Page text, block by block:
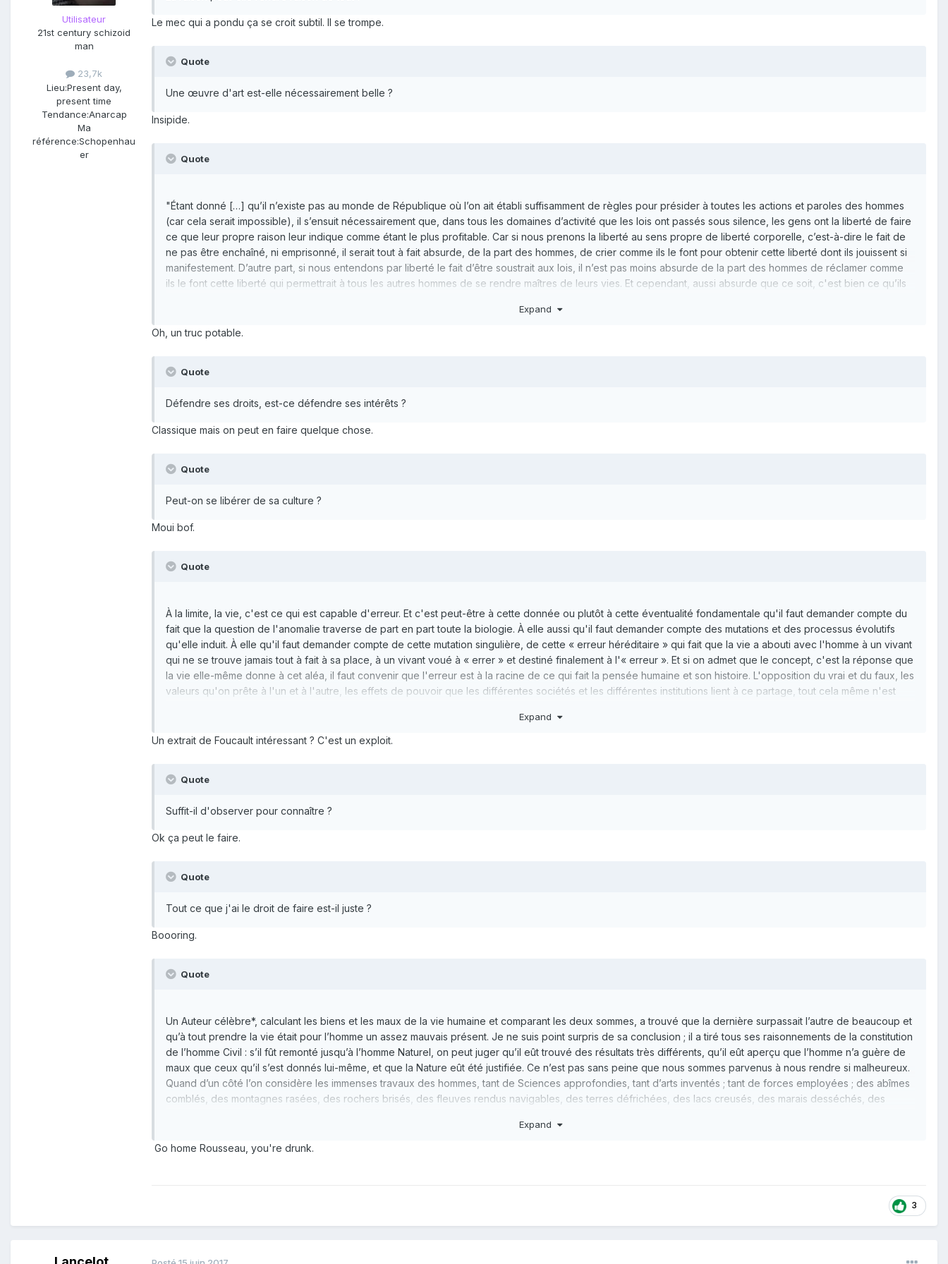
Utilisateur
21st century schizoid
man
23,7k
Lieu:Present day,
present time
Tendance:Anarcap
Ma
référence:Schopenhau
er
Le mec qui a pondu ça se croit subtil. Il se trompe.
Quote
Une œuvre d'art est-elle nécessairement belle ?
Insipide.
Quote
"Étant donné […] qu’il n’existe pas au monde de République où l’on ait établi suffisamment de règles pour présider à toutes les actions et paroles des hommes
(car cela serait impossible), il s’ensuit nécessairement que, dans tous les domaines d’activité que les lois ont passés sous silence, les gens ont la liberté de faire
ce que leur propre raison leur indique comme étant le plus profitable. Car si nous prenons la liberté au sens propre de liberté corporelle, c’est-à-dire le fait de
ne pas être enchaîné, ni emprisonné, il serait tout à fait absurde, de la part des hommes, de crier comme ils le font pour obtenir cette liberté dont ils jouissent si
manifestement. D’autre part, si nous entendons par liberté le fait d’être soustrait aux lois, il n’est pas moins absurde de la part des hommes de réclamer comme
ils le font cette liberté qui permettrait à tous les autres hommes de se rendre maîtres de leurs vies. Et cependant, aussi absurde que ce soit, c'est bien ce qu’ils
exécuter ces lois. La liberté des sujets ne réside par conséquent que dans les choses que le souverain, en réglementant les actions des hommes, a passées
sous silence, par exemple la liberté d’acheter, de vendre, et de conclure d’autres contrats les uns avec les autres ; de choisir leur résidence, leur genre de
Expand
Oh, un truc potable.
Quote
Défendre ses droits, est-ce défendre ses intérêts ?
Classique mais on peut en faire quelque chose.
Quote
Peut-on se libérer de sa culture ?
Moui bof.
Quote
À la limite, la vie, c'est ce qui est capable d'erreur. Et c'est peut-être à cette donnée ou plutôt à cette éventualité fondamentale qu'il faut demander compte du
fait que la question de l'anomalie traverse de part en part toute la biologie. À elle aussi qu'il faut demander compte des mutations et des processus évolutifs
qu'elle induit. À elle qu'il faut demander compte de cette mutation singulière, de cette « erreur héréditaire » qui fait que la vie a abouti avec l'homme à un vivant
qui ne se trouve jamais tout à fait à sa place, à un vivant voué à « errer » et destiné finalement à l'« erreur ». Et si on admet que le concept, c'est la réponse que
la vie elle-même donne à cet aléa, il faut convenir que l'erreur est à la racine de ce qui fait la pensée humaine et son histoire. L'opposition du vrai et du faux, les
valeurs qu'on prête à l'un et à l'autre, les effets de pouvoir que les différentes sociétés et les différentes institutions lient à ce partage, tout cela même n'est
l'analyser que comme une série de "corrections", comme une distribution nouvelle du vrai et du faux qui ne libère jamais enfin et pour toujours la vérité, c'est
que, là encore, l' « erreur » constitue non pas l'oubli ou le retard d'une vérité, mais la dimension propre à la vie des hommes et au temps de l'espèce.
Expand
Un extrait de Foucault intéressant ? C'est un exploit.
Quote
Suffit-il d'observer pour connaître ?
Ok ça peut le faire.
Quote
Tout ce que j'ai le droit de faire est-il juste ?
Boooring.
Quote
Un Auteur célèbre*, calculant les biens et les maux de la vie humaine et comparant les deux sommes, a trouvé que la dernière surpassait l’autre de beaucoup et
qu’à tout prendre la vie était pour l’homme un assez mauvais présent. Je ne suis point surpris de sa conclusion ; il a tiré tous ses raisonnements de la constitution
de l’homme Civil : s’il fût remonté jusqu’à l’homme Naturel, on peut juger qu’il eût trouvé des résultats très différents, qu’il eût aperçu que l’homme n’a guère de
maux que ceux qu’il s’est donnés lui-même, et que la Nature eût été justifiée. Ce n’est pas sans peine que nous sommes parvenus à nous rendre si malheureux.
Quand d’un côté l’on considère les immenses travaux des hommes, tant de Sciences approfondies, tant d’arts inventés ; tant de forces employées ; des abîmes
comblés, des montagnes rasées, des rochers brisés, des fleuves rendus navigables, des terres défrichées, des lacs creusés, des marais desséchés, des
avantages qui ont résulté de tout cela pour le bonheur de l’espèce humaine, on ne peut qu’être frappé de l’étonnante disproportion qui règne entre ces
choses, et déplorer l’aveuglement de l’homme qui, pour nourrir son fol orgueil et je ne sais quelle vaine admiration de lui-même, le fait courir avec ardeur après
Expand
Go home Rousseau, you're drunk.
3